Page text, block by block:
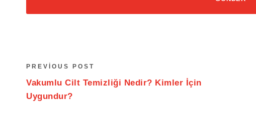
PREVIOUS POST
Vakumlu Cilt Temizliği Nedir? Kimler İçin
Uygundur?